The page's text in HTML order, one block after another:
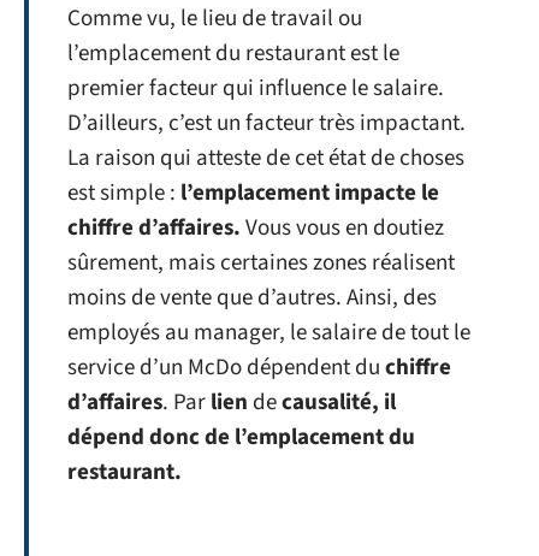
Comme vu, le lieu de travail ou
l’emplacement du restaurant est le
premier facteur qui influence le salaire.
D’ailleurs, c’est un facteur très impactant.
La raison qui atteste de cet état de choses
est simple : l’emplacement impacte le
chiffre d’affaires.Vous vous en doutiez
sûrement, mais certaines zones réalisent
moins de vente que d’autres. Ainsi, des
employés au manager, le salaire de tout le
service d’un McDo dépendent duchiffre
d’affaires. Parlien decausalité, il
dépend donc de l’emplacement du
restaurant.